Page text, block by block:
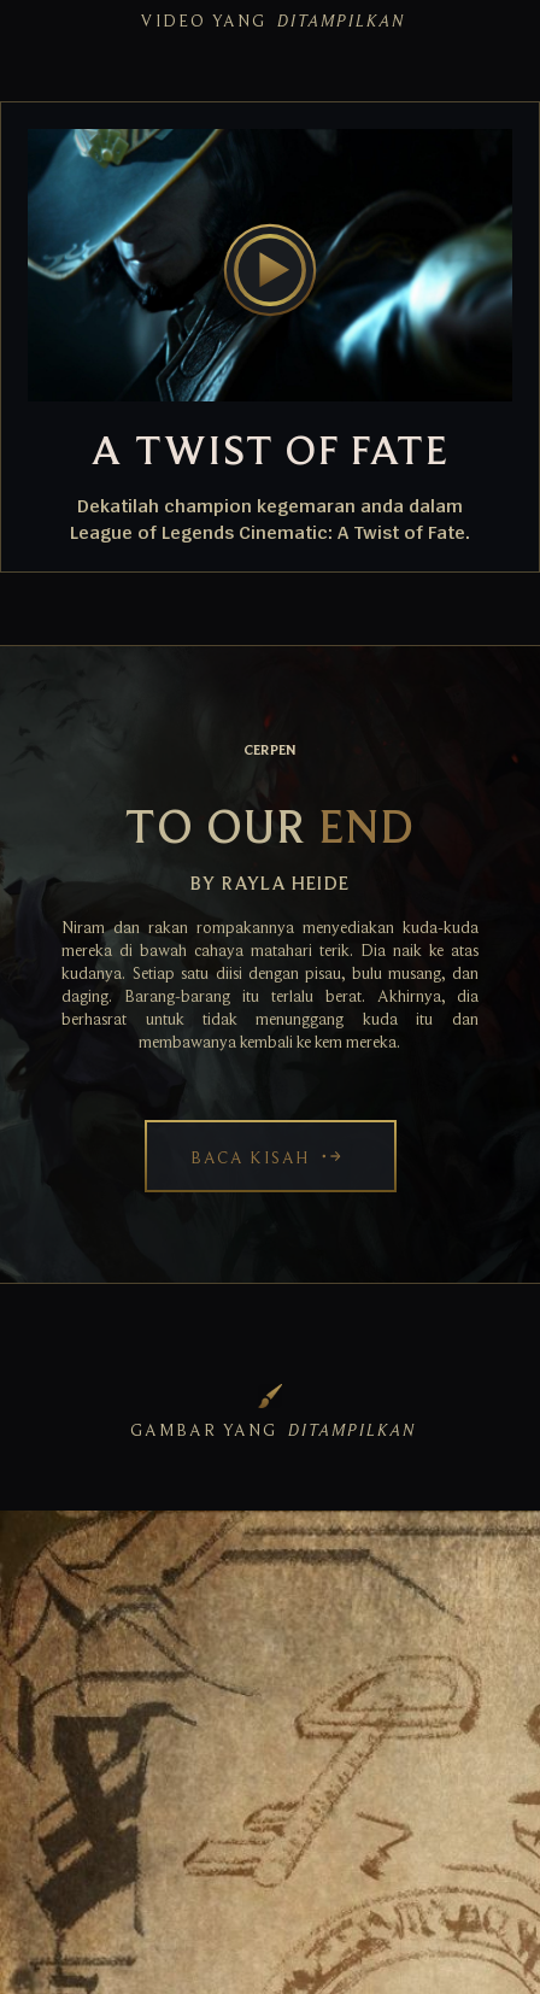
VIDEO YANG DITAMPILKAN
A TWIST OF FATE
Dekatilah champion kegemaran anda dalam
League of Legends Cinematic: A Twist of Fate.
CERPEN
TO OUR END
BY RAYLA HEIDE
Niram dan rakan rompakannya menyediakan kuda-kuda
mereka di bawah cahaya matahari terik. Dia naik ke atas
kudanya. Setiap satu diisi dengan pisau, bulu musang, dan
daging. Barang-barang itu terlalu berat. Akhirnya, dia
berhasrat untuk tidak menunggang kuda itu dan
membawanya kembali ke kem mereka.
BACA KISAH
GAMBAR YANG DITAMPILKAN